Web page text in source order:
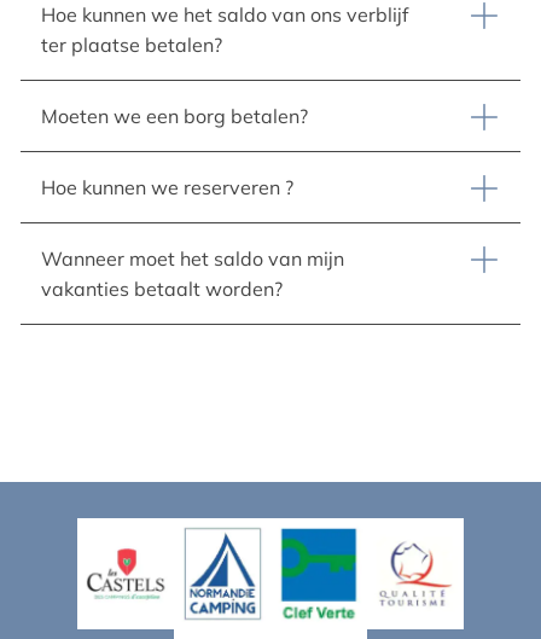
Hoe kunnen we het saldo van ons verblijf
ter plaatse betalen?
Moeten we een borg betalen?
Hoe kunnen we reserveren ?
Wanneer moet het saldo van mijn
vakanties betaalt worden?